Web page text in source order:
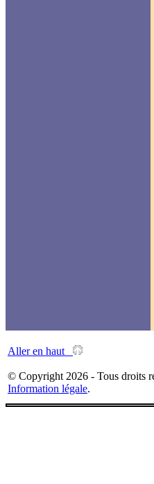
Aller en haut
© Copyright 2026 - Tous droits
Information légale.